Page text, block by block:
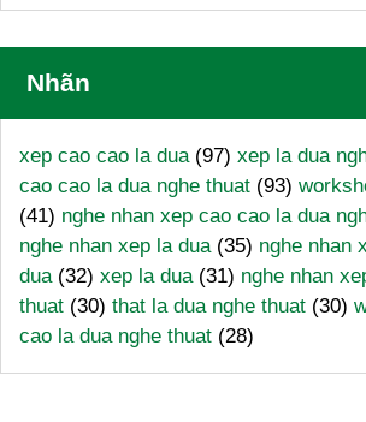
Nhãn
xep cao cao la dua (97) xep la dua
cao cao la dua nghe thuat (93)
(41) nghe nhan xep cao cao la dua
nghe nhan xep la dua (35) nghe nhan
dua (32) xep la dua (31) nghe nhan
thuat (30) that la dua nghe thuat (30)
cao la dua nghe thuat (28)